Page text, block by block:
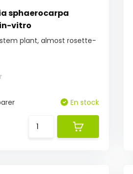
sphaerocarpa
vitro
stem plant, almost rosette-
En stock